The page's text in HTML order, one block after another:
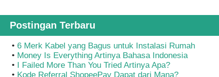
Postingan Terbaru
• 6 Merk Kabel yang Bagus untuk Instalasi Rumah
• Money Is Everything Artinya Bahasa Indonesia
• I Failed More Than You Tried Artinya Apa?
• Kode Referral ShopeePay Dapat dari Mana?